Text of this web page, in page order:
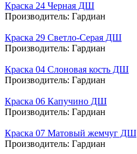
Краска 24 Черная ДШ
Производитель: Гардиан
Краска 29 Светло-Серая ДШ
Производитель: Гардиан
Краска 04 Слоновая кость ДШ
Производитель: Гардиан
Краска 06 Капучино ДШ
Производитель: Гардиан
Краска 07 Матовый жемчуг ДШ
Производитель: Гардиан